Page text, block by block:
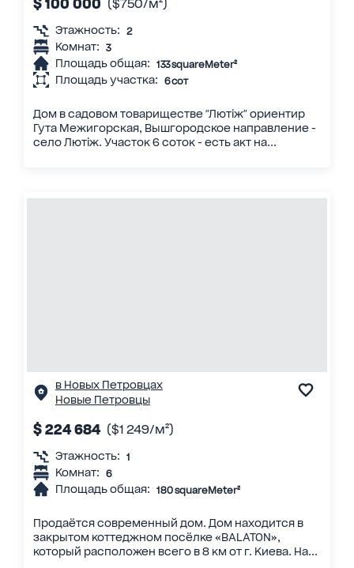
$ 100 000 ($750/м²)
Этажность: 2
Комнат: 3
Площадь общая: 133 squareMeter²
Площадь участка: 6 сот
Дом в садовом товариществе "Лютіж" ориентир
Гута Межигорская, Вышгородское направление -
село Лютіж. Участок 6 соток - есть акт на...
в Новых Петровцах
Новые Петровцы
$ 224 684 ($1 249/м²)
Этажность: 1
Комнат: 6
Площадь общая: 180 squareMeter²
Продаётся современный дом. Дом находится в
закрытом коттеджном посёлке «BALATON»,
который расположен всего в 8 км от г. Киева. На...